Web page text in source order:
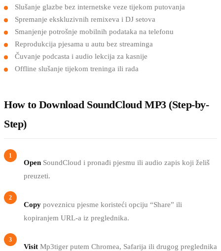
Slušanje glazbe bez internetske veze tijekom putovanja
Spremanje ekskluzivnih remixeva i DJ setova
Smanjenje potrošnje mobilnih podataka na telefonu
Reprodukcija pjesama u autu bez streaminga
Čuvanje podcasta i audio lekcija za kasnije
Offline slušanje tijekom treninga ili rada
How to Download SoundCloud MP3 (Step-by-
Step)
Open SoundCloud i pronađi pjesmu ili audio zapis koji želiš
preuzeti.
Copy poveznicu pjesme koristeći opciju “Share” ili
kopiranjem URL-a iz preglednika.
Visit Mp3tiger putem Chromea, Safarija ili drugog preglednika